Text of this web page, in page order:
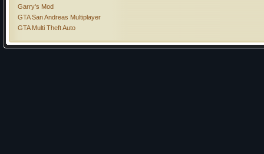
Garry's Mod
GTA San Andreas Multiplayer
GTA Multi Theft Auto